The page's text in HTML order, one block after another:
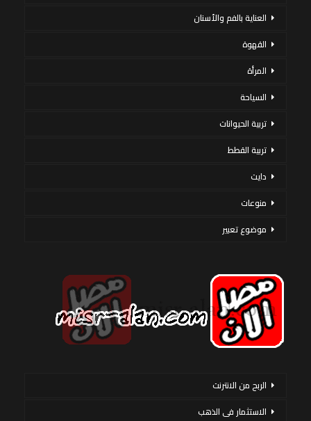
العناية بالفم والأسنان
القهوة
المرأة
السياحة
تربية الحيوانات
تربية القطط
دايت
منوعات
موضوع تعبير
الربح من الانترنت
الاستثمار فى الذهب